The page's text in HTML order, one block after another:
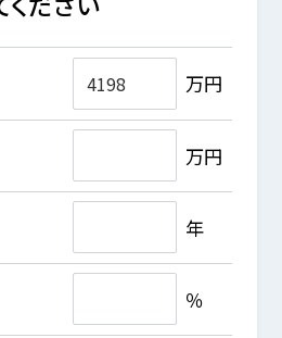
万円
万円
年
％